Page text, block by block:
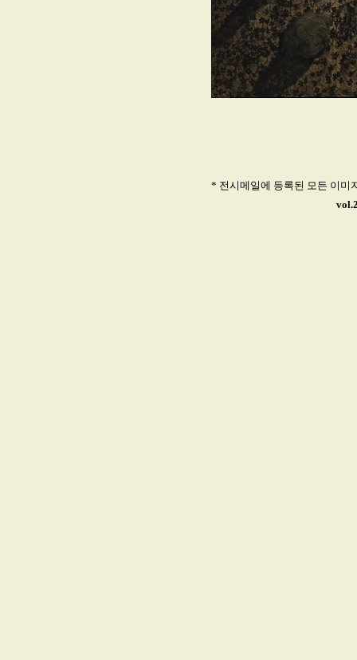
* 전시메일에 등록된 모든 이미